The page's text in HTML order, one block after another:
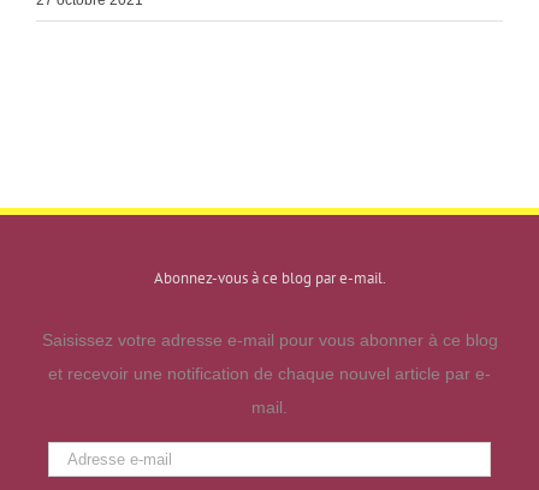
Abonnez-vous à ce blog par e-mail.
Saisissez votre adresse e-mail pour vous abonner à ce blog
et recevoir une notification de chaque nouvel article par e-
mail.
Adresse